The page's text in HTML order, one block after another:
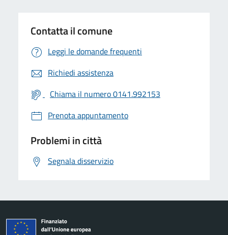
Contatta il comune
Leggi le domande frequenti
Richiedi assistenza
Chiama il numero 0141.992153
Prenota appuntamento
Problemi in città
Segnala disservizio